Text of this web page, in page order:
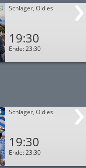
Schlager, Oldies
19:30
Ende: 23:30
Schlager, Oldies
19:30
Ende: 23:30